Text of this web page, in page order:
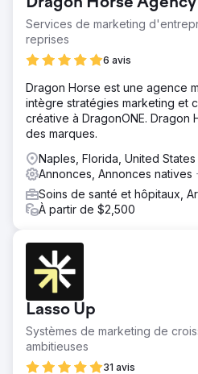
Services de marketing
reprises
6 avis
Dragon Horse est une agence
intègre stratégies marketing et
créative à DragonONE. Dragon
des marques.
Naples, Florida, United States
Annonces, Annonces natives
Soins de santé et hôpitaux,
À partir de $2,500
Lasso Up
Systèmes de marketing de
ambitieuses
31 avis